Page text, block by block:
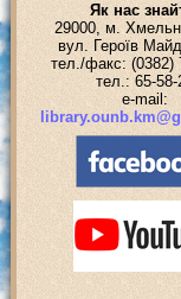
Як нас
29000, м.
вул. Героїв
тел./факс: (0382)
тел.: 65-58-
e-mail: